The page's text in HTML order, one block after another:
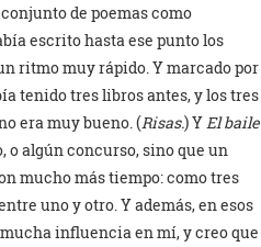
de poemas como
escrito hasta ese punto los
ritmo muy rápido. Y marcado por
tenido tres libros antes, y los tres
era muy bueno. (Risas.) Y El baile
o algún concurso, sino que un
mucho más tiempo: como tres
uno y otro. Y además, en esos
influencia en mí, y creo que